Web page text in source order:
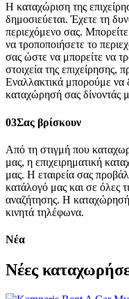
Η καταχώριση της
δημοσιεύεται. Έχετε τη
περιεχόμενο σας.
να τροποποιήσετε το
σας ώστε να μπορείτε να
στοιχεία της
Εναλλακτικά μπορούμε να
καταχώρησή σας δίνοντάς
03Σας βρίσκουν
Από τη στιγμή που
μας, η επιχειρηματική
μας. Η εταιρεία σας
κατάλογό μας και σε όλες
αναζήτησης. Η καταχώρησή
κινητά τηλέφωνα.
Νέα
Νέες